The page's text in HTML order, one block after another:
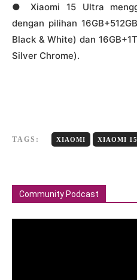
● Xiaomi 15 Ultra
dengan pilihan
Black & White) dan
Silver Chrome).
TAGS: XIAOMI XIAOMI
Community Podcast